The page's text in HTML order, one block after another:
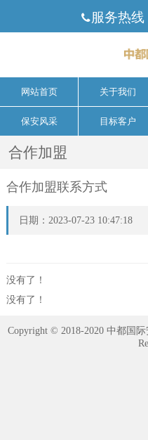
服务热线
网站首页 关于我们
保安风采 目标客户
合作加盟
合作加盟联系方式
日期：2023-07-23 10:47:18
没有了！
没有了！
Copyright © 2018-2020 中都国